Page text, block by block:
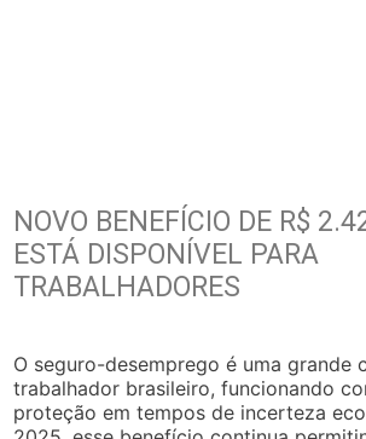
NOVO BENEFÍCIO DE R$
ESTÁ DISPONÍVEL PARA
TRABALHADORES
O seguro-desemprego é uma grande
trabalhador brasileiro, funcionando
proteção em tempos de incerteza